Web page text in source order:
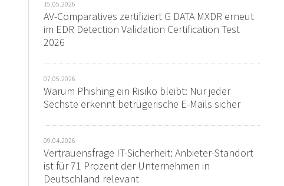
15.05.2026
AV-Comparatives zertifiziert G DATA MXDR erneut
im EDR Detection Validation Certification Test
2026
07.05.2026
Warum Phishing ein Risiko bleibt: Nur jeder
Sechste erkennt betrügerische E-Mails sicher
09.04.2026
Vertrauensfrage IT-Sicherheit: Anbieter-Standort
ist für 71 Prozent der Unternehmen in
Deutschland relevant